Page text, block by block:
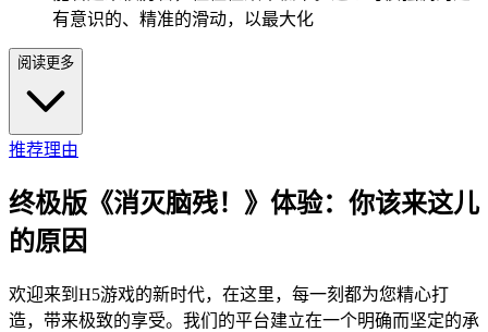
有意识的、精准的滑动，以最大化
阅读更多
推荐理由
终极版《消灭脑残！》体验：你该来这儿
的原因
欢迎来到H5游戏的新时代，在这里，每一刻都为您精心打
造，带来极致的享受。我们的平台建立在一个明确而坚定的承